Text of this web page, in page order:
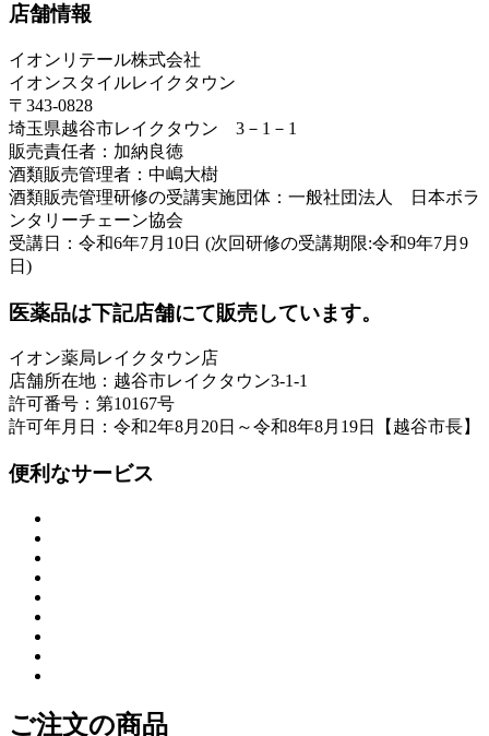
店舗情報
イオンリテール株式会社
イオンスタイルレイクタウン
〒343-0828
埼玉県越谷市レイクタウン 3－1－1
販売責任者：加納良徳
酒類販売管理者：中嶋大樹
酒類販売管理研修の受講実施団体：一般社団法人 日本ボラ
ンタリーチェーン協会
受講日：令和6年7月10日 (次回研修の受講期限:令和9年7月9
日)
医薬品は下記店舗にて販売しています。
イオン薬局レイクタウン店
店舗所在地：越谷市レイクタウン3-1-1
許可番号：第10167号
許可年月日：令和2年8月20日～令和8年8月19日【越谷市長】
便利なサービス
ご注文の商品